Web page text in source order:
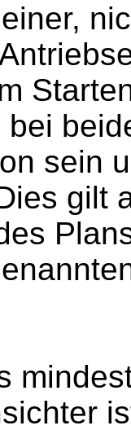
sein
gilt